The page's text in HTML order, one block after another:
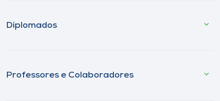
Diplomados
Professores e Colaboradores